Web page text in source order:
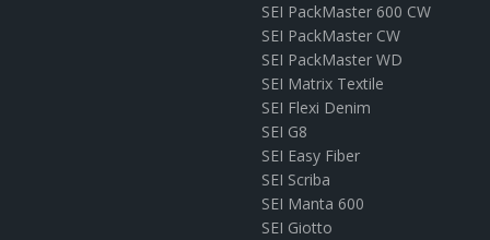
SEI PackMaster 600 CW
SEI PackMaster CW
SEI PackMaster WD
SEI Matrix Textile
SEI Flexi Denim
SEI G8
SEI Easy Fiber
SEI Scriba
SEI Manta 600
SEI Giotto